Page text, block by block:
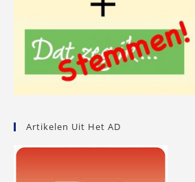
Artikelen Uit Het AD